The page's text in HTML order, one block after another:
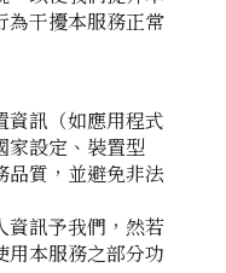
為干擾本服務正常
資訊（如應用程式
家設定、裝置型
品質，並避免非法
資訊予我們，然若
用本服務之部分功